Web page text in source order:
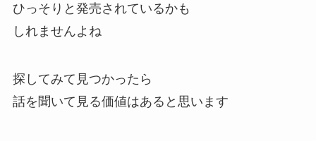
ひっそりと発売されているかも
しれませんよね
探してみて見つかったら
話を聞いて見る価値はあると思います